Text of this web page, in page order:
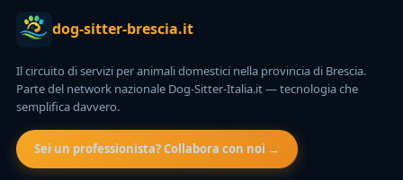
dog-sitter-brescia.it
Il circuito di servizi per animali domestici nella provincia di Brescia.
Parte del network nazionale Dog-Sitter-Italia.it — tecnologia che
semplifica davvero.
Sei un professionista? Collabora con noi →